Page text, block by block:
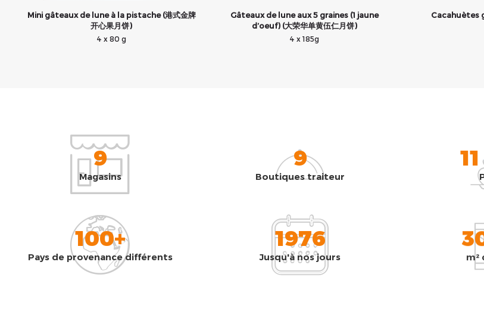
Mini gâteaux de lune à la pistache (港式金牌
开心果月饼)
4 x 80 g
Gâteaux de lune aux 5 graines (1 jaune
d’oeuf) (大荣华单黄伍仁月饼)
4 x 185g
Cacahuètes
9
Magasins
9
Boutiques traiteur
100+
Pays de provenance différents
1976
Jusqu'à nos jours